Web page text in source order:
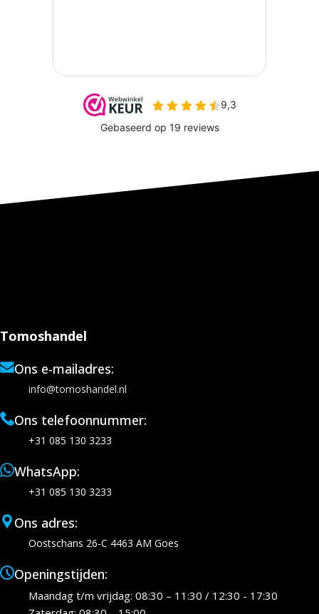
Tomoshandel
Ons e-mailadres:
info@tomoshandel.nl
Ons telefoonnummer:
+31 085 130 3233
WhatsApp:
+31 085 130 3233
Ons adres:
Oostschans 26-C 4463 AM Goes
Openingstijden:
Maandag t/m vrijdag: 08:30 – 11:30 / 12:30 - 17:30